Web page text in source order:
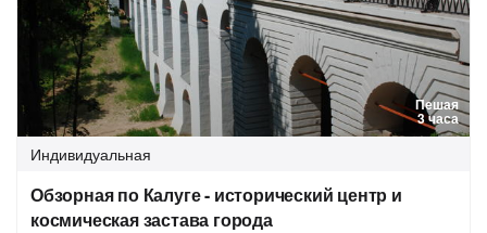
Пешая
3 часа
Индивидуальная
Обзорная по Калуге - исторический центр и
космическая застава города